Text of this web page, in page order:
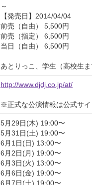
～
【発売日】2014/04/04
前売（自由） 5,500円
前売（指定） 6,500円
当日（自由） 6,500円
あとりっこ、学生（高校生
http://www.djdj.co.jp/at/
※正式な公演情報は公式サイ
5月29日(木) 19:00〜
5月31日(土) 19:00〜
6月1日(日) 13:00〜
6月2日(月) 19:00〜
6月3日(火) 13:00〜
6月6日(金) 19:00〜
6月7日(土) 19:00〜